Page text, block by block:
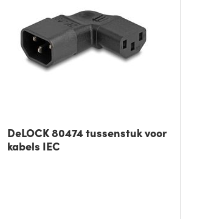
DeLOCK 80474 tussenstuk voor
kabels IEC